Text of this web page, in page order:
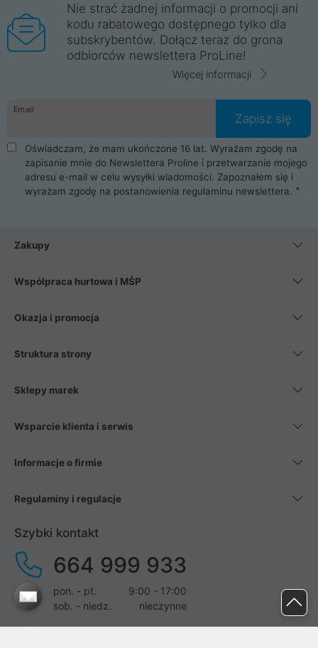
Nie strać żadnej informacji o promocji ani
kodu rabatowego dostępnego tylko dla
subskrybentów. Dołącz teraz do grona
odbiorców newslettera ProLine!
Więcej informacji
Email
Zapisz się
Oświadczam, że mam ukończone 16 lat. Wyrażam zgodę na
zapisanie mnie do Newslettera Proline i przetwarzanie mojego
adresu e-mail w celu wysyłki wiadomości. Zapoznałem się i
wyrażam zgodę na postanowienia regulaminu newslettera.
Zakupy
Współpraca hurtowa i MŚP
Okazja i promocja
Struktura strony
Sklepy marek
Wsparcie klienta i serwis
Informacje o firmie
Regulaminy i regulacje
Szybki kontakt
664 999 933
pon. - pt.
9:00 - 17:00
sob. - niedz.
nieczynne